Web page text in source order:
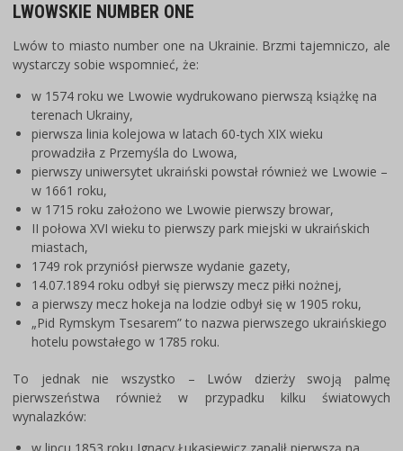
LWOWSKIE NUMBER ONE
Lwów to miasto number one na Ukrainie. Brzmi tajemniczo, ale
wystarczy sobie wspomnieć, że:
w 1574 roku we Lwowie wydrukowano pierwszą książkę na
terenach Ukrainy,
pierwsza linia kolejowa w latach 60-tych XIX wieku
prowadziła z Przemyśla do Lwowa,
pierwszy uniwersytet ukraiński powstał również we Lwowie –
w 1661 roku,
w 1715 roku założono we Lwowie pierwszy browar,
II połowa XVI wieku to pierwszy park miejski w ukraińskich
miastach,
1749 rok przyniósł pierwsze wydanie gazety,
14.07.1894 roku odbył się pierwszy mecz piłki nożnej,
a pierwszy mecz hokeja na lodzie odbył się w 1905 roku,
„Pid Rymskym Tsesarem” to nazwa pierwszego ukraińskiego
hotelu powstałego w 1785 roku.
To jednak nie wszystko – Lwów dzierży swoją palmę
pierwszeństwa również w przypadku kilku światowych
wynalazków: